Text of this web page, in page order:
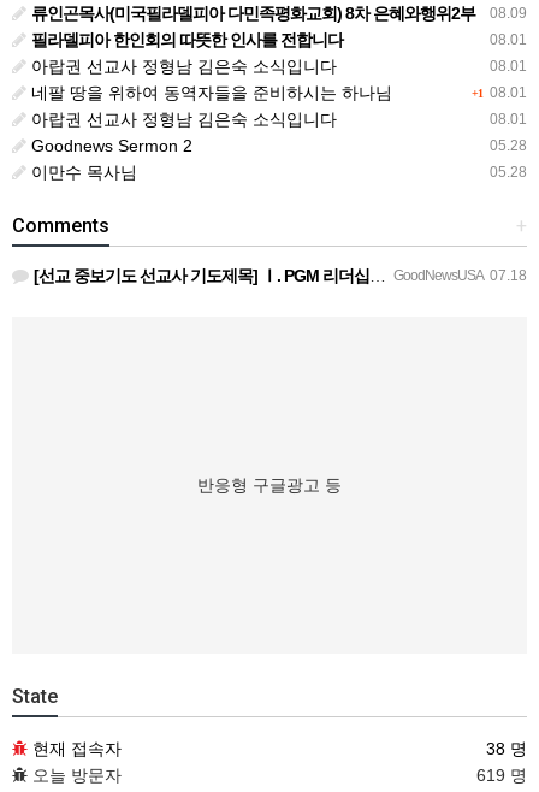
08.09
류인곤목사(미국필라델피아 다민족평화교회) 8차 은혜와행위2부
08.01
필라델피아 한인회의 따뜻한 인사를 전합니다
08.01
아랍권 선교사 정형남 김은숙 소식입니다
+1 08.01
네팔 땅을 위하여 동역자들을 준비하시는 하나님
08.01
아랍권 선교사 정형남 김은숙 소식입니다
05.28
Goodnews Sermon 2
05.28
이만수 목사님
+
Comments
GoodNewsUSA 07.18
[선교 중보기도 선교사 기도제목] Ⅰ. PGM 리더십을 위한 중보기도 호성기 국제대표님과 정책이사진, 본부장…
반응형 구글광고 등
State
현재 접속자
38 명
오늘 방문자
619 명